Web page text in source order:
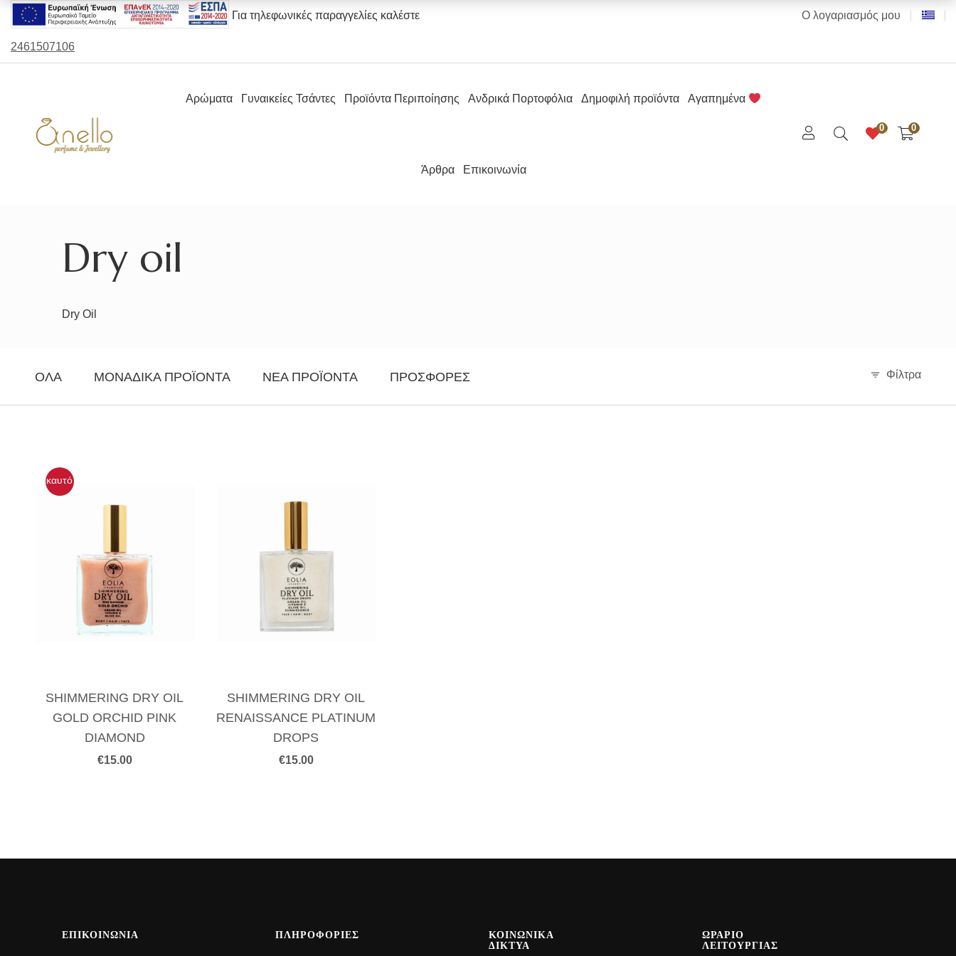
Για τηλεφωνικές παραγγελίες καλέστε
2461507106
Ο λογαριασμός μου
Αρώματα Γυναικείες Τσάντες Προϊόντα Περιποίησης Ανδρικά Πορτοφόλια Δημοφιλή προϊόντα Αγαπημένα
Άρθρα Επικοινωνία
0 0
Dry oil
Dry Oil
ΌΛΑ ΜΟΝΑΔΙΚΆ ΠΡΟΪΌΝΤΑ ΝΈΑ ΠΡΟΪΌΝΤΑ ΠΡΟΣΦΟΡΈΣ Φίλτρα
καυτό
SHIMMERING DRY OIL
GOLD ORCHID PINK
DIAMOND
€15.00
SHIMMERING DRY OIL
RENAISSANCE PLATINUM
DROPS
€15.00
ΕΠΙΚΟΙΝΩΝΙΑ ΠΛΗΡΟΦΟΡΙΕΣ
ΚΟΙΝΩΝΙΚΑ
ΔΙΚΤΥΑ
ΩΡΑΡΙΟ
ΛΕΙΤΟΥΡΓΙΑΣ